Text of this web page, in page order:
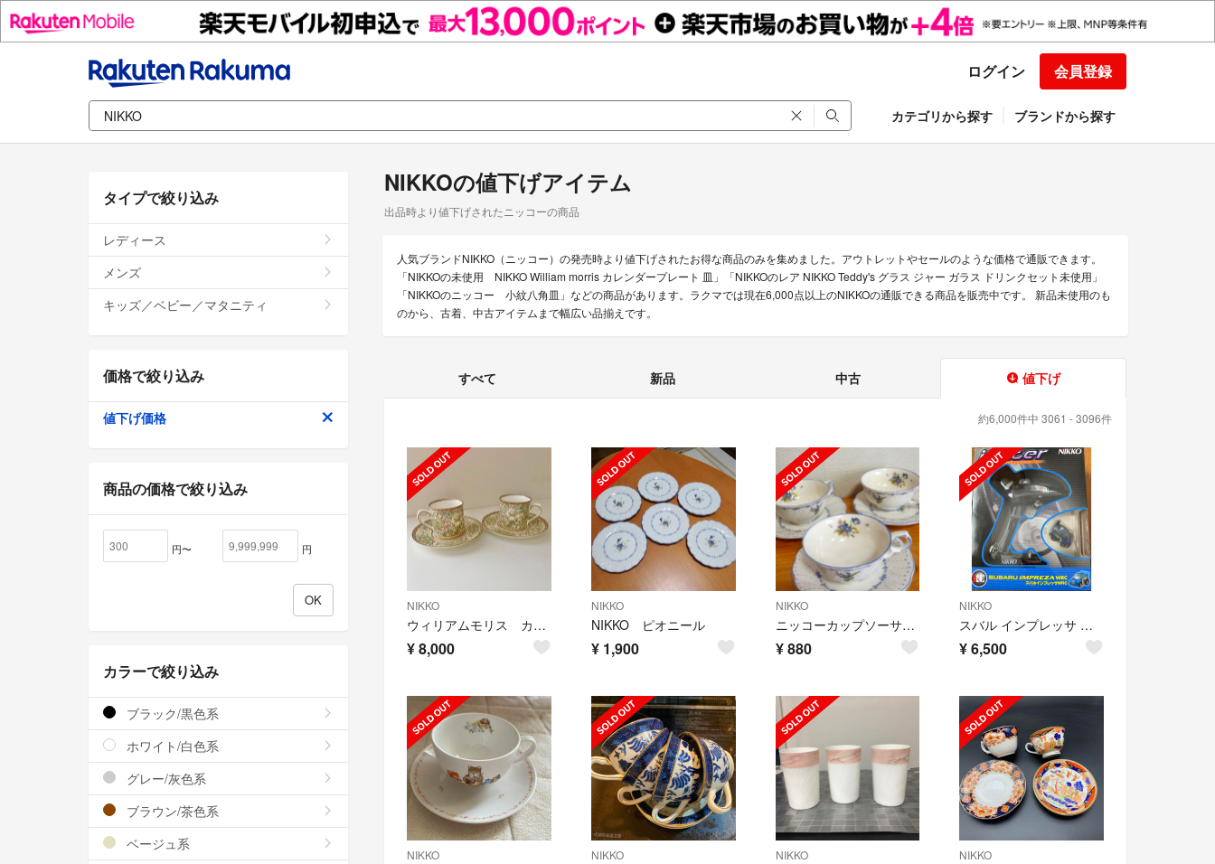
ログイン 会員登録
カテゴリから探す ブランドから探す
NIKKOの値下げアイテム
出品時より値下げされたニッコーの商品
人気ブランドNIKKO（ニッコー）の発売時より値下げされたお得な商品のみを集めました。アウトレットやセールのような価格で通販できます。
「NIKKOの未使用 NIKKO William morris カレンダープレート 皿」「NIKKOのレア NIKKO Teddy's グラス ジャー ガラス ドリンクセット未使用」
「NIKKOのニッコー 小紋八角皿」などの商品があります。ラクマでは現在6,000点以上のNIKKOの通販できる商品を販売中です。 新品未使用のも
のから、古着、中古アイテムまで幅広い品揃えです。
すべて 新品 中古 値下げ
約6,000件中 3061 - 3096件
NIKKO
ウィリアムモリス カップ&ソーサー 2客セット V&A ゴールデンリリィ C&S
¥8,000
NIKKO
NIKKO ピオニール
¥ 1,900
NIKKO
ニッコーカップソーサー3セット
¥880
NIKKO
スバル インプレッサ WRC ラジコン ニッコー iRacer
¥6,500
NIKKO NIKKO NIKKO NIKKO
タイプで絞り込み
レディース
メンズ
キッズ／ベビー／マタニティ
価格で絞り込み
値下げ価格
商品の価格で絞り込み
円〜 円
カラーで絞り込み
ブラック/黒色系
ホワイト/白色系
グレー/灰色系
ブラウン/茶色系
ベージュ系